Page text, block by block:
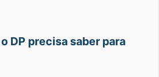
DP precisa saber para